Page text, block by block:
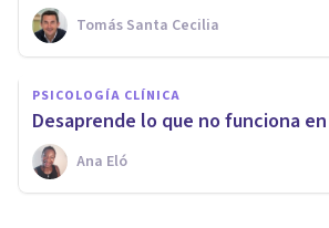
Tomás Santa Cecilia
PSICOLOGÍA CLÍNICA
Desaprende lo que no funciona
Ana Eló
PSICOLOGÍA CLÍNICA
5 pensamientos
típicos de la
Arturo Torres